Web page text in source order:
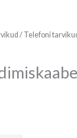
/ Telefoni